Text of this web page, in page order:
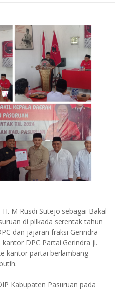
M Rusdi Sutejo sebagai Bakal
di pilkada serentak tahun
dan jajaran fraksi Gerindra
DPC Partai Gerindra jl.
kantor partai berlambang
Kabupaten Pasuruan pada